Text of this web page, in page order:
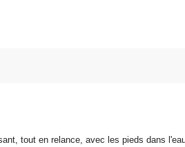
tout en relance, avec les pieds dans